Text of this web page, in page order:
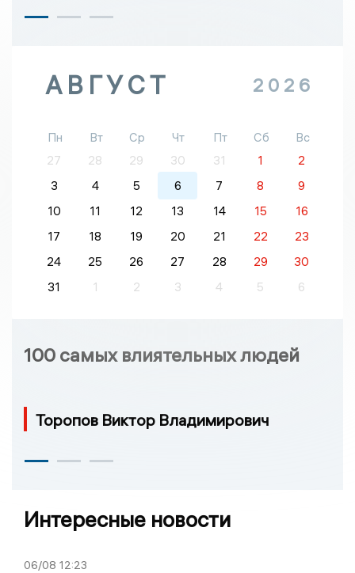
АВГУСТ 2026
Пн Вт Ср Чт Пт Сб
Вс
27
28 29 30 31 1
2
3
4 5 6 7 8
9
10
11 12 13 14 15
16
17
18 19 20 21 22
23
24
25 26 27 28 29
30
31
1 2 3 4 5 6
100 самых влиятельных людей
Торопов Виктор Владимирович
Интересные новости
06/08 12:23